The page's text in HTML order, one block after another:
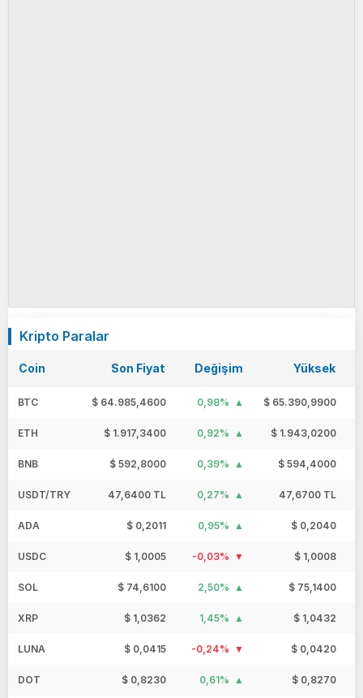
Kripto Paralar
Coin Son Fiyat Değişim Yüksek
BTC $ 64.985,4600 0,98% $ 65.390,9900
ETH $ 1.917,3400 0,92% $ 1.943,0200
BNB $ 592,8000 0,39% $ 594,4000
USDT/TRY 47,6400 TL 0,27% 47,6700 TL
ADA $ 0,2011 0,95% $ 0,2040
USDC $ 1,0005 -0,03% $ 1,0008
SOL $ 74,6100 2,50% $ 75,1400
XRP $ 1,0362 1,45% $ 1,0432
LUNA $ 0,0415 -0,24% $ 0,0420
DOT $ 0,8230 0,61% $ 0,8270